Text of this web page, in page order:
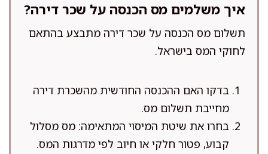
איך משלמים מס הכנסה על שכר דירה?
תשלום מס הכנסה על שכר דירה מתבצע בהתאם
לחוקי המס בישראל.
בדקו האם ההכנסה החודשית מהשכרת דירה
מחייבת תשלום מס.
בחרו את שיטת המיסוי המתאימה: מס מסלול
קבוע, פטור חלקי או חיוב לפי מדרגות המס.